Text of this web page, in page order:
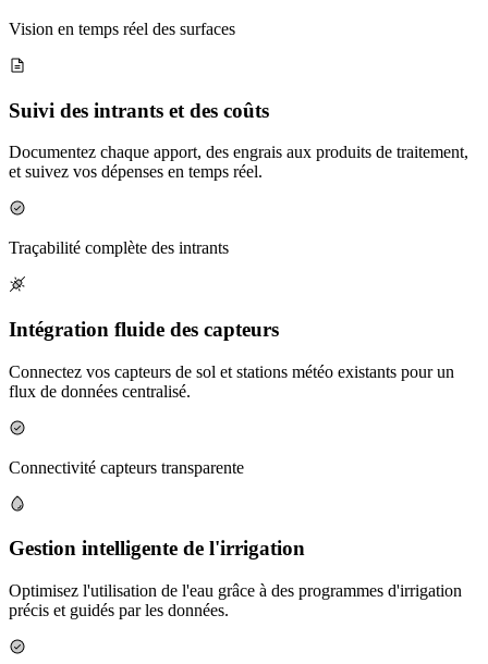
Vision en temps réel des surfaces
Suivi des intrants et des coûts
Documentez chaque apport, des engrais aux produits de traitement,
et suivez vos dépenses en temps réel.
Traçabilité complète des intrants
Intégration fluide des capteurs
Connectez vos capteurs de sol et stations météo existants pour un
flux de données centralisé.
Connectivité capteurs transparente
Gestion intelligente de l'irrigation
Optimisez l'utilisation de l'eau grâce à des programmes d'irrigation
précis et guidés par les données.